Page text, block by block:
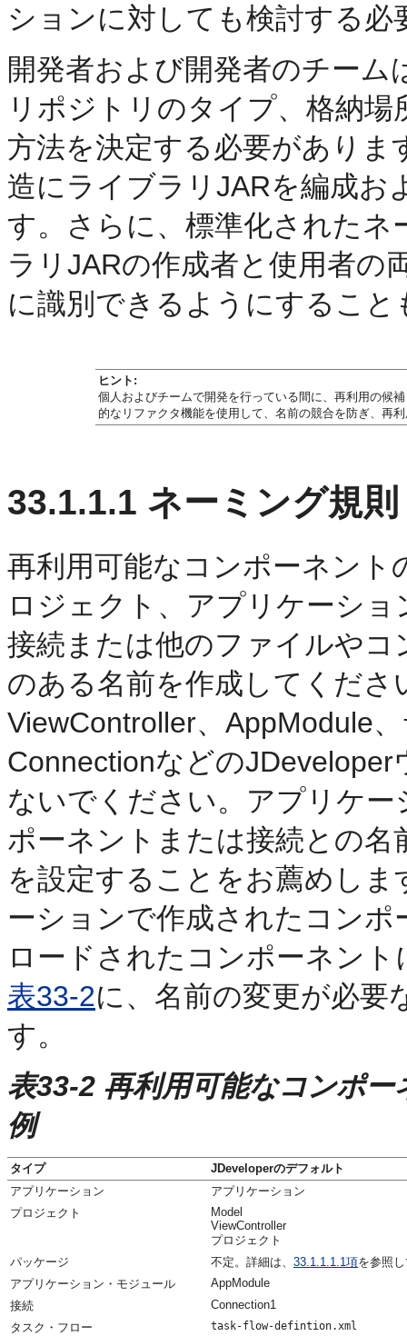
ションに対しても検討する必
開発者および開発者のチー
リポジトリのタイプ、格納
方法を決定する必要があり
造にライブラリJARを編成お
す。さらに、標準化されたネ
ラリJARの作成者と使用者の
に識別できるようにするこ
ヒント:
個人およびチームで開発を行っている間に、再利用の候
的なリファクタ機能を使用して、名前の競合を防ぎ、再
33.1.1.1 ネーミング規則
再利用可能なコンポーネン
ロジェクト、アプリケーシ
接続または他のファイルや
のある名前を作成してくださ
ViewController、AppModule、
Connectionなどの
ないでください。アプリケ
ポーネントまたは接続との
を設定することをお薦めし
ーションで作成されたコン
ロードされたコンポーネン
表33-2に、名前の変更が必要
す。
表33-2 再利用可能なコンポ
例
タイプ
JDeveloperのデフォルト
アプリケーション
アプリケーション
プロジェクト
Model
ViewController
プロジェクト
パッケージ
不定。詳細は、 33.1.1.1.1項を参照
アプリケーション・モジュール
AppModule
接続
Connection1
タスク・フロー
task-flow-defintion.xml